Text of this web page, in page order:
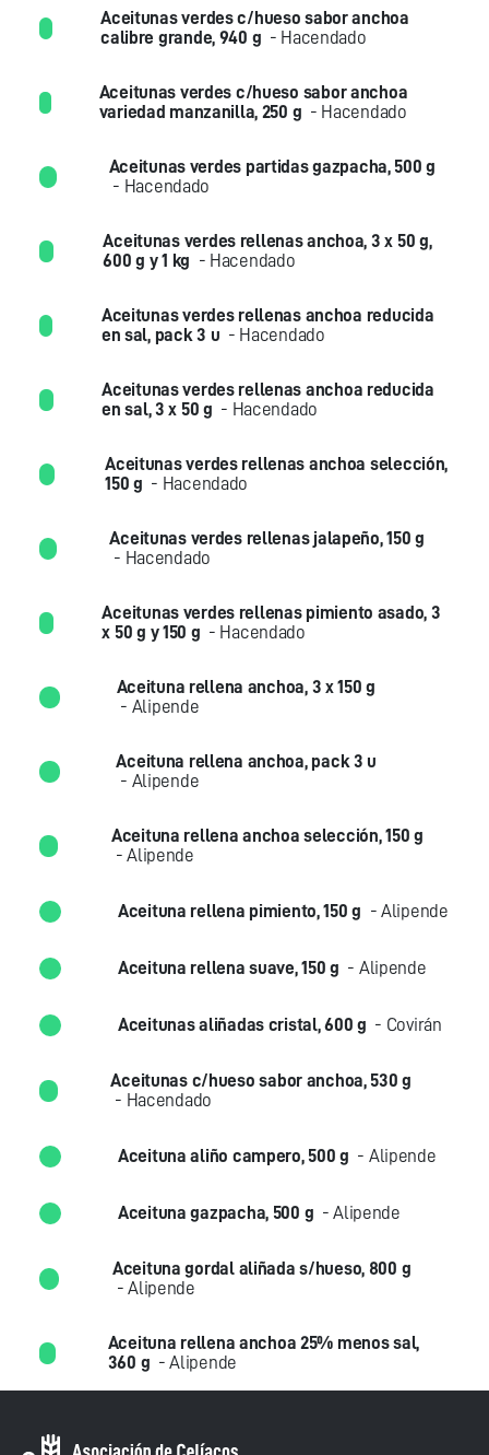
Aceitunas verdes c/hueso sabor anchoa
calibre grande, 940 g - Hacendado
Aceitunas verdes c/hueso sabor anchoa
variedad manzanilla, 250 g - Hacendado
Aceitunas verdes partidas gazpacha, 500 g
- Hacendado
Aceitunas verdes rellenas anchoa, 3 x 50 g,
600 g y 1 kg - Hacendado
Aceitunas verdes rellenas anchoa reducida
en sal, pack 3 u - Hacendado
Aceitunas verdes rellenas anchoa reducida
en sal, 3 x 50 g - Hacendado
Aceitunas verdes rellenas anchoa selección,
150 g - Hacendado
Aceitunas verdes rellenas jalapeño, 150 g
- Hacendado
Aceitunas verdes rellenas pimiento asado, 3
x 50 g y 150 g - Hacendado
Aceituna rellena anchoa, 3 x 150 g
- Alipende
Aceituna rellena anchoa, pack 3 u
- Alipende
Aceituna rellena anchoa selección, 150 g
- Alipende
Aceituna rellena pimiento, 150 g - Alipende
Aceituna rellena suave, 150 g - Alipende
Aceitunas aliñadas cristal, 600 g - Covirán
Aceitunas c/hueso sabor anchoa, 530 g
- Hacendado
Aceituna aliño campero, 500 g - Alipende
Aceituna gazpacha, 500 g - Alipende
Aceituna gordal aliñada s/hueso, 800 g
- Alipende
Aceituna rellena anchoa 25% menos sal,
360 g - Alipende